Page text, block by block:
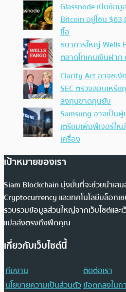
Glassnode เปิดข้อ
Bitcoin อยู่โซน
ซื้อ
ธนาคารใหญ่ Wells
ตลาดโทเคนเงินฝา
Clarity Act อาจชะ
SEC ตรวจสอบเหรี
ลงทุนขาดทุนยับ
Samsung อาจเป็น
เตรียมเพิ่มฟีเจอร์ใ
เครื่อง
เป้าหมายของเรา
Siam Blockchain มุ่งมั่นที่จะช่วยนำเส
Cryptocurrency และเทคโนโลยีบล็อกเ
รวบรวมข้อมูลส่วนใหญ่จากเว็บไซต์และ
แปลส่งตรงถึงฟีดคุณ
เกี่ยวกับเว็บไซต์นี้
ทีมงาน
ติดต่อเรา
นโยบายความเป็นส่วนตัวข้อตกลงในก